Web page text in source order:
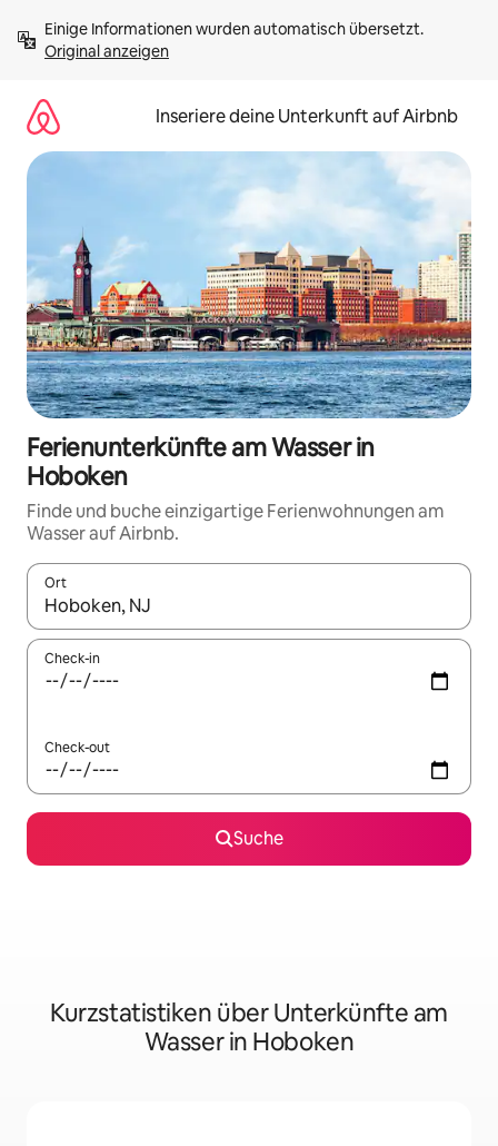
Inhalten
springenOriginal anzeigen
Inseriere deine Unterkunft auf Airbnb
Ferienunterkünfte am Wasser in
Hoboken
Finde und buche einzigartige Ferienwohnungen am
Wasser auf Airbnb.
Ort
Wenn Ergebnisse verfügbar sind, navigiere mit den
Check-in
Check-out
Suche
Kurzstatistiken über Unterkünfte am
Wasser in Hoboken